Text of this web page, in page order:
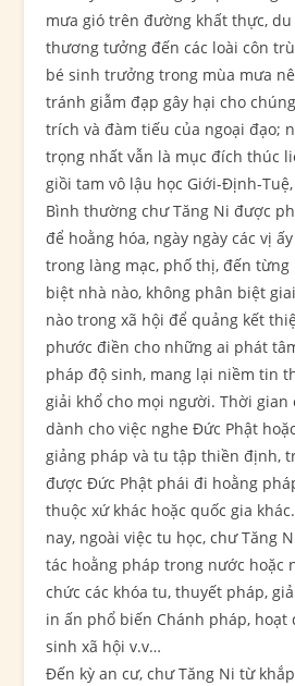
mưa gió trên đường khất thực,
thương tưởng đến các loài côn
bé sinh trưởng trong mùa mưa
tránh giẫm đạp gây hại cho
trích và đàm tiếu của ngoại đạo;
trọng nhất vẫn là mục đích thúc
giồi tam vô lậu học Giới-Định-
Bình thường chư Tăng Ni được
để hoằng hóa, ngày ngày các vị
trong làng mạc, phố thị, đến từng
biệt nhà nào, không phân biệt
nào trong xã hội để quảng kết
phước điền cho những ai phát
pháp độ sinh, mang lại niềm tin
giải khổ cho mọi người. Thời gian
dành cho việc nghe Đức Phật
giảng pháp và tu tập thiền định,
được Đức Phật phái đi hoằng
thuộc xứ khác hoặc quốc gia
nay, ngoài việc tu học, chư Tăng
tác hoằng pháp trong nước hoặc
chức các khóa tu, thuyết pháp,
in ấn phổ biến Chánh pháp, hoạt
sinh xã hội v.v…
Đến kỳ an cư, chư Tăng Ni từ